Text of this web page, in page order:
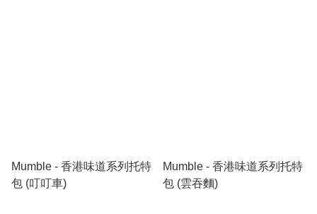
Mumble - 香港味道系列托特
包 (叮叮車)
Mumble - 香港味道系列托特
包 (雲吞麵)